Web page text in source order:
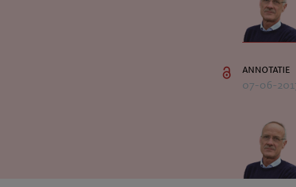
annotatie
07-06-